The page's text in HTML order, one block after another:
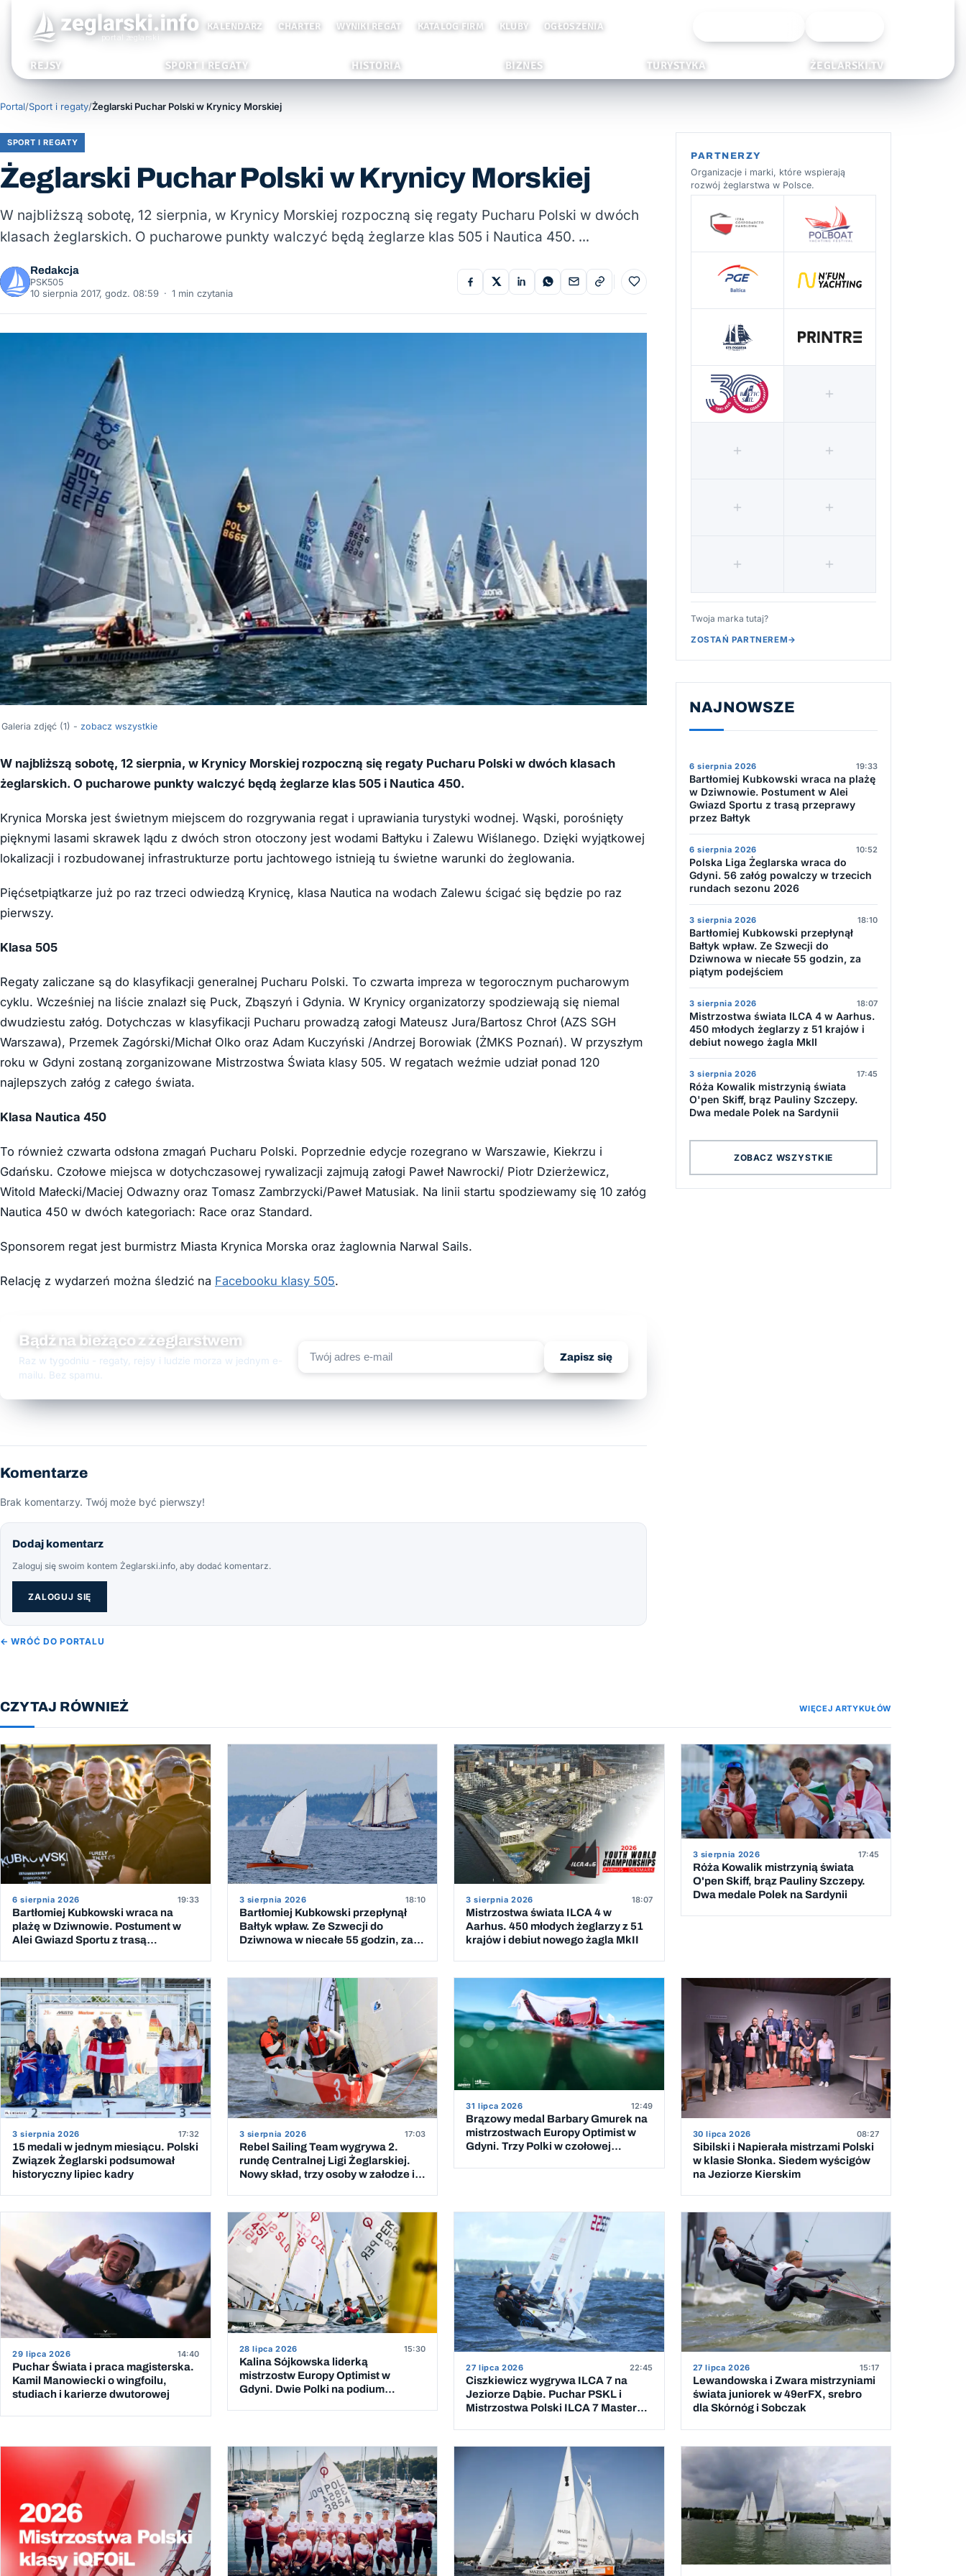
KALENDARZ CHARTER WYNIKI REGAT KATALOG FIRM KLUBY OGŁOSZENIA
REJSY SPORT I REGATY HISTORIA BIZNES TURYSTYKA ŻEGLARSKI.TV
Portal/Sport i regaty/Żeglarski Puchar Polski w Krynicy Morskiej
SPORT I REGATY
Żeglarski Puchar Polski w Krynicy Morskiej
W najbliższą sobotę, 12 sierpnia, w Krynicy Morskiej rozpoczną się regaty Pucharu Polski w dwóch
klasach żeglarskich. O pucharowe punkty walczyć będą żeglarze klas 505 i Nautica 450. …
Redakcja
PSK505
10 sierpnia 2017, godz. 08:59 · 1 min czytania
Do ulubionych
Galeria zdjęć (1) - zobacz wszystkie
W najbliższą sobotę, 12 sierpnia, w Krynicy Morskiej rozpoczną się regaty Pucharu Polski w dwóch klasach
żeglarskich. O pucharowe punkty walczyć będą żeglarze klas 505 i Nautica 450.
Krynica Morska jest świetnym miejscem do rozgrywania regat i uprawiania turystyki wodnej. Wąski, porośnięty
pięknymi lasami skrawek lądu z dwóch stron otoczony jest wodami Bałtyku i Zalewu Wiślanego. Dzięki wyjątkowej
lokalizacji i rozbudowanej infrastrukturze portu jachtowego istnieją tu świetne warunki do żeglowania.
Pięćsetpiątkarze już po raz trzeci odwiedzą Krynicę, klasa Nautica na wodach Zalewu ścigać się będzie po raz
pierwszy.
Klasa 505
Regaty zaliczane są do klasyfikacji generalnej Pucharu Polski. To czwarta impreza w tegorocznym pucharowym
cyklu. Wcześniej na liście znalazł się Puck, Zbąszyń i Gdynia. W Krynicy organizatorzy spodziewają się niemal
dwudziestu załóg. Dotychczas w klasyfikacji Pucharu prowadzą załogi Mateusz Jura/Bartosz Chroł (AZS SGH
Warszawa), Przemek Zagórski/Michał Olko oraz Adam Kuczyński /Andrzej Borowiak (ŻMKS Poznań). W przyszłym
roku w Gdyni zostaną zorganizowane Mistrzostwa Świata klasy 505. W regatach weźmie udział ponad 120
najlepszych załóg z całego świata.
Klasa Nautica 450
To również czwarta odsłona zmagań Pucharu Polski. Poprzednie edycje rozegrano w Warszawie, Kiekrzu i
Gdańsku. Czołowe miejsca w dotychczasowej rywalizacji zajmują załogi Paweł Nawrocki/ Piotr Dzierżewicz,
Witold Małecki/Maciej Odwazny oraz Tomasz Zambrzycki/Paweł Matusiak. Na linii startu spodziewamy się 10 załóg
Nautica 450 w dwóch kategoriach: Race oraz Standard.
Sponsorem regat jest burmistrz Miasta Krynica Morska oraz żaglownia Narwal Sails.
Relację z wydarzeń można śledzić na Facebooku klasy 505.
Bądź na bieżąco z żeglarstwem
Raz w tygodniu - regaty, rejsy i ludzie morza w jednym e-
mailu. Bez spamu.
Zapisz się
Komentarze
Brak komentarzy. Twój może być pierwszy!
Dodaj komentarz
Zaloguj się swoim kontem Żeglarski.info, aby dodać komentarz.
ZALOGUJ SIĘ
← WRÓĆ DO PORTALU
PARTNERZY
Organizacje i marki, które wspierają
rozwój żeglarstwa w Polsce.
Twoja marka tutaj?
ZOSTAŃ PARTNEREM→
NAJNOWSZE
6 sierpnia 2026 19:33
Bartłomiej Kubkowski wraca na plażę
w Dziwnowie. Postument w Alei
Gwiazd Sportu z trasą przeprawy
przez Bałtyk
6 sierpnia 2026 10:52
Polska Liga Żeglarska wraca do
Gdyni. 56 załóg powalczy w trzecich
rundach sezonu 2026
3 sierpnia 2026 18:10
Bartłomiej Kubkowski przepłynął
Bałtyk wpław. Ze Szwecji do
Dziwnowa w niecałe 55 godzin, za
piątym podejściem
3 sierpnia 2026 18:07
Mistrzostwa świata ILCA 4 w Aarhus.
450 młodych żeglarzy z 51 krajów i
debiut nowego żagla MkII
3 sierpnia 2026 17:45
Róża Kowalik mistrzynią świata
O'pen Skiff, brąz Pauliny Szczepy.
Dwa medale Polek na Sardynii
ZOBACZ WSZYSTKIE
CZYTAJ RÓWNIEŻ WIĘCEJ ARTYKUŁÓW
6 sierpnia 2026 19:33
Bartłomiej Kubkowski wraca na
plażę w Dziwnowie. Postument w
Alei Gwiazd Sportu z trasą
3 sierpnia 2026 18:10
Bartłomiej Kubkowski przepłynął
Bałtyk wpław. Ze Szwecji do
Dziwnowa w niecałe 55 godzin, za
3 sierpnia 2026 18:07
Mistrzostwa świata ILCA 4 w
Aarhus. 450 młodych żeglarzy z 51
krajów i debiut nowego żagla MkII
3 sierpnia 2026 17:45
Róża Kowalik mistrzynią świata
O'pen Skiff, brąz Pauliny Szczepy.
Dwa medale Polek na Sardynii
3 sierpnia 2026 17:32
15 medali w jednym miesiącu. Polski
Związek Żeglarski podsumował
historyczny lipiec kadry
3 sierpnia 2026 17:03
Rebel Sailing Team wygrywa 2.
rundę Centralnej Ligi Żeglarskiej.
Nowy skład, trzy osoby w załodze i 5
31 lipca 2026 12:49
Brązowy medal Barbary Gmurek na
mistrzostwach Europy Optimist w
Gdyni. Trzy Polki w czołowej
30 lipca 2026 08:27
Sibilski i Napierała mistrzami Polski
w klasie Słonka. Siedem wyścigów
na Jeziorze Kierskim
29 lipca 2026 14:40
Puchar Świata i praca magisterska.
Kamil Manowiecki o wingfoilu,
studiach i karierze dwutorowej
28 lipca 2026 15:30
Kalina Sójkowska liderką
mistrzostw Europy Optimist w
Gdyni. Dwie Polki na podium
27 lipca 2026 22:45
Ciszkiewicz wygrywa ILCA 7 na
Jeziorze Dąbie. Puchar PSKL i
Mistrzostwa Polski ILCA 7 Masters
27 lipca 2026 15:17
Lewandowska i Zwara mistrzyniami
świata juniorek w 49erFX, srebro
dla Skórnóg i Sobczak